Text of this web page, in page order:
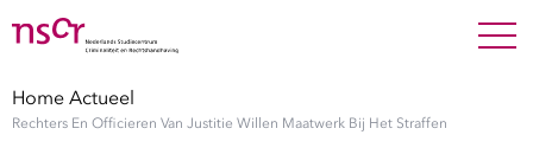
Home Actueel
Rechters En Officieren Van Justitie Willen Maatwerk Bij Het Straffen